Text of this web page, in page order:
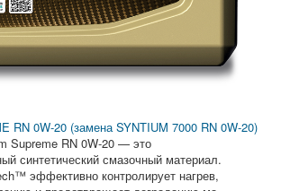
RN 0W-20 (замена SYNTIUM 7000 RN 0W-20)
Supreme RN 0W-20 — это
синтетический смазочный материал.
эффективно контролирует нагрев,